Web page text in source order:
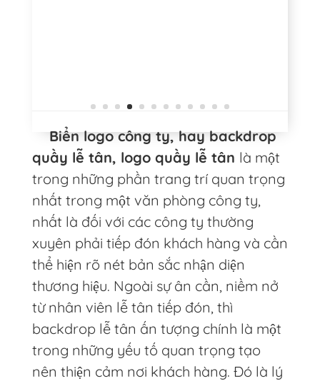
Biển logo công ty, hay backdrop
quầy lễ tân, logo quầy lễ tân là một
trong những phần trang trí quan trọng
nhất trong một văn phòng công ty,
nhất là đối với các công ty thường
xuyên phải tiếp đón khách hàng và cần
thể hiện rõ nét bản sắc nhận diện
thương hiệu. Ngoài sự ân cần, niềm nở
từ nhân viên lễ tân tiếp đón, thì
backdrop lễ tân ấn tượng chính là một
trong những yếu tố quan trọng tạo
nên thiện cảm nơi khách hàng. Đó là lý